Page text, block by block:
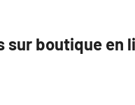
sur boutique en